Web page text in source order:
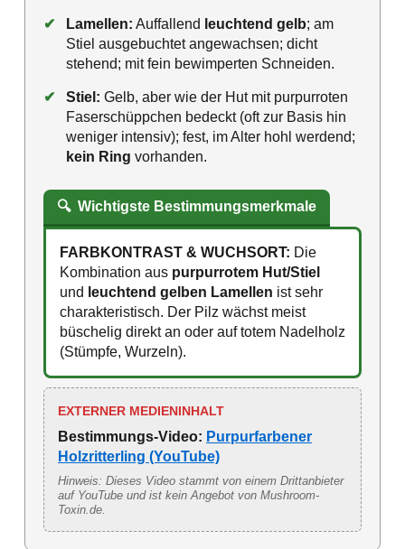
✔ Lamellen: Auffallend leuchtend gelb; am
Stiel ausgebuchtet angewachsen; dicht
stehend; mit fein bewimperten Schneiden.
✔ Stiel: Gelb, aber wie der Hut mit purpurroten
Faserschüppchen bedeckt (oft zur Basis hin
weniger intensiv); fest, im Alter hohl werdend;
kein Ring vorhanden.
🔍 Wichtigste Bestimmungsmerkmale
FARBKONTRAST & WUCHSORT: Die
Kombination aus purpurrotem Hut/Stiel
und leuchtend gelben Lamellen ist sehr
charakteristisch. Der Pilz wächst meist
büschelig direkt an oder auf totem Nadelholz
(Stümpfe, Wurzeln).
EXTERNER MEDIENINHALT
Bestimmungs-Video: Purpurfarbener
Holzritterling (YouTube)
Hinweis: Dieses Video stammt von einem Drittanbieter
auf YouTube und ist kein Angebot von Mushroom-
Toxin.de.